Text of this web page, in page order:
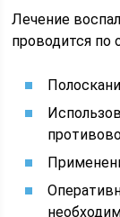
Лечение
проводится по